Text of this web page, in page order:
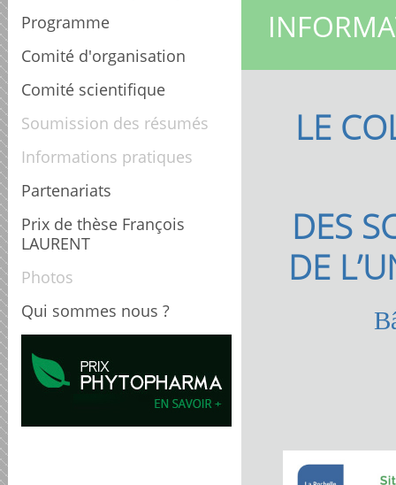
Programme
Comité d'organisation
Comité scientifique
Soumission des résumés
Informations pratiques
Partenariats
Prix de thèse François
LAURENT
Photos
Qui sommes nous ?
LE
DES
DE